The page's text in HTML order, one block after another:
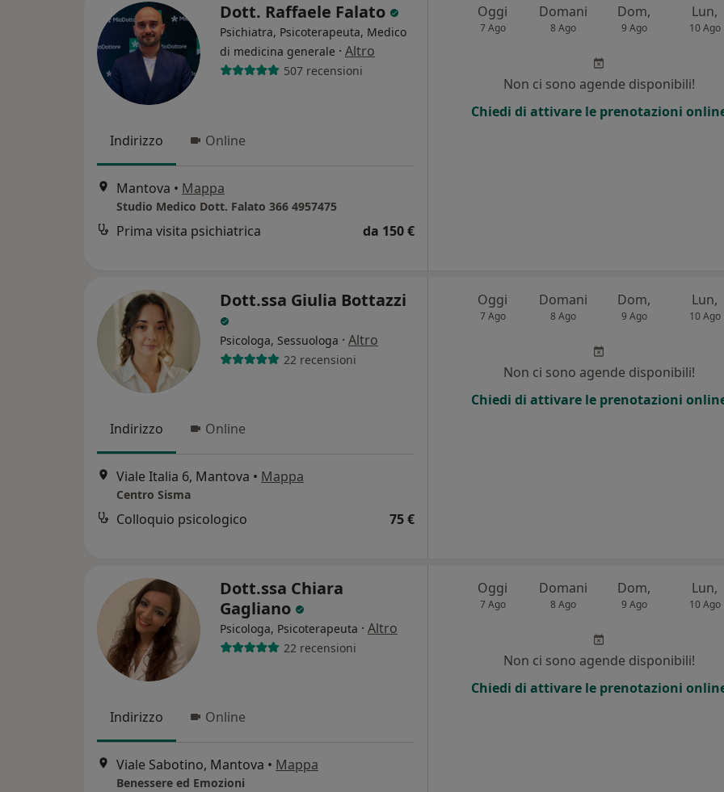
Dott. Raffaele Falato
Psichiatra, Psicoterapeuta, Medico
di medicina generale · Altro
507 recensioni
Indirizzo Online
Mantova • Mappa
Studio Medico Dott. Falato 366 4957475
Prima visita psichiatrica da 150 €
Oggi
7 Ago
Domani
8 Ago
Dom,
9 Ago
Lun,
10 Ago
Non ci sono agende disponibili!
Chiedi di attivare le prenotazioni
Dott.ssa Giulia Bottazzi
Psicologa, Sessuologa · Altro
22 recensioni
Indirizzo Online
Viale Italia 6, Mantova • Mappa
Centro Sisma
Colloquio psicologico 75 €
Oggi
7 Ago
Domani
8 Ago
Dom,
9 Ago
Lun,
10 Ago
Non ci sono agende disponibili!
Chiedi di attivare le prenotazioni
Dott.ssa Chiara
Gagliano
Psicologa, Psicoterapeuta · Altro
22 recensioni
Indirizzo Online
Viale Sabotino, Mantova • Mappa
Benessere ed Emozioni
Oggi
7 Ago
Domani
8 Ago
Dom,
9 Ago
Lun,
10 Ago
Non ci sono agende disponibili!
Chiedi di attivare le prenotazioni